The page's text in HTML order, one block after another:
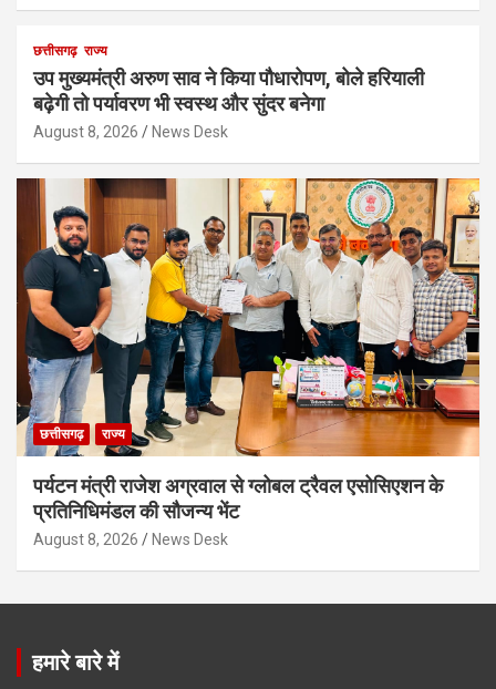
छत्तीसगढ़ राज्य
उप मुख्यमंत्री अरुण साव ने किया पौधारोपण, बोले हरियाली
बढ़ेगी तो पर्यावरण भी स्वस्थ और सुंदर बनेगा
August 8, 2026 News Desk
छत्तीसगढ़ राज्य
पर्यटन मंत्री राजेश अग्रवाल से ग्लोबल ट्रैवल एसोसिएशन के
प्रतिनिधिमंडल की सौजन्य भेंट
August 8, 2026 News Desk
हमारे बारे में